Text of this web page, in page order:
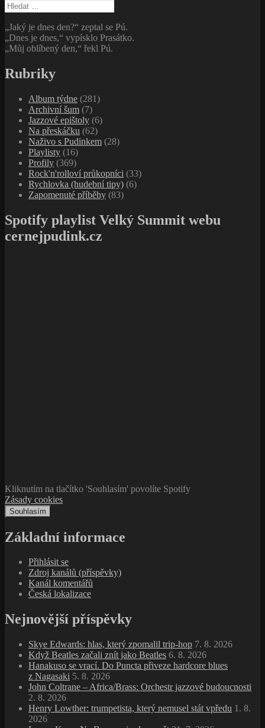
Vyhledávání
„Jaký je dnes den?“ zeptal se Pú.
„Dnes je dnes,“ vypísklo Prasátko.
„Můj oblíbený den,“ řekl Pú.
Rubriky
Album týdne (281)
Archivní šum (7)
Jazzové epištoly (6)
Na přeskáčku (62)
Naživo s Pudinkem (28)
Playlisty (16)
Profily (369)
Rock'n'rolloví průkopníci (33)
Rychlovka (hudební tipy) (6)
Zapomenuté příběhy (83)
Spotify playlist Velký Summit webu
cernejpudink.cz
Kliknutím na tlačítko 'Souhlasím' povolíte Spotify
Zásady cookies
Souhlasím
Základní informace
Přihlásit se
Zdroj kanálů (příspěvky)
Kanál komentářů
Česká lokalizace
Nejnovější příspěvky
Skye Edwards: hlas, který zpomalil trip‑hop 7. 8. 2026
Když Beatles začali znít jako Beatles 6. 8. 2026
Hanakuso se vrací. Do Puncta přiveze hardcore blues
z Nagasaki 5. 8. 2026
John Coltrane – Africa/Brass: Orchestr jazzové budoucnosti
2. 8. 2026
Henry Lowther: trumpetista, který nemusel stát vpředu 1. 8.
2026